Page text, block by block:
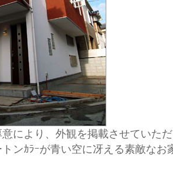
により、外観を掲載させていた
ンｶﾗｰが青い空に冴える素敵なお